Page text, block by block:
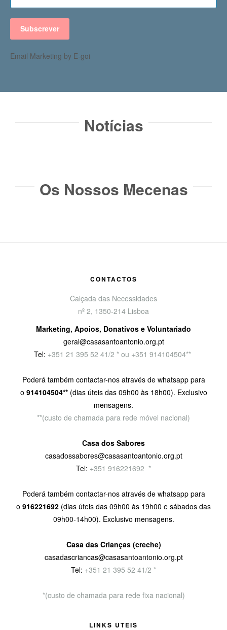
Subscrever
Email Marketing by E-goi
Notícias​
Os Nossos Mecenas
CONTACTOS
Calçada das Necessidades
nº 2, 1350-214 Lisboa
Marketing, Apoios, Donativos e Voluntariado
geral@casasantoantonio.org.pt
Tel: +351 21 395 52 41/2 * ou +351 914104504**
Poderá também contactar-nos através de whatsapp para
o 914104504** (dias úteis das 09h00 às 18h00). Exclusivo
mensagens.
**(custo de chamada para rede móvel nacional)
Casa dos Sabores
casadossabores@casasantoantonio.org.pt
Tel: +351 916221692 *
Poderá também contactar-nos através de whatsapp para
o 916221692 (dias úteis das 09h00 às 19h00 e sábados das
09h00-14h00). Exclusivo mensagens.
Casa das Crianças (creche)
casadascriancas@casasantoantonio.org.pt
Tel: +351 21 395 52 41/2 *
*(custo de chamada para rede fixa nacional)
LINKS UTEIS